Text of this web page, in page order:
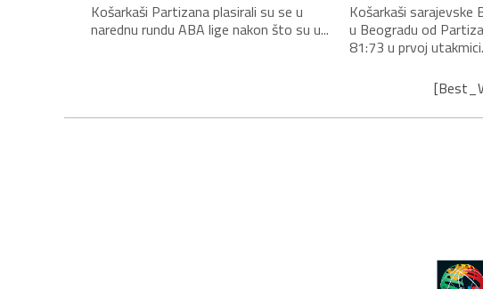
Košarkaši Partizana plasirali su se u
narednu rundu ABA lige nakon što su u...
Košarkaši sarajevske
u Beogradu od
81:73 u prvoj